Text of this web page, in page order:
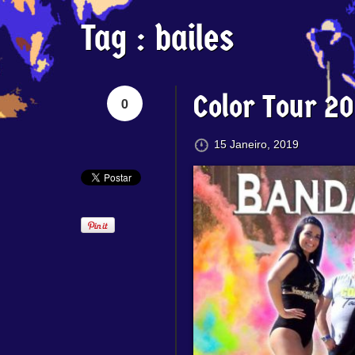
Tag : bailes
0 Color Tour
15 Janeiro, 2019